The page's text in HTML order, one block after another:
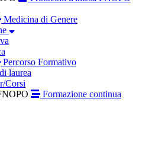
Medicina di Genere
Percorso Formativo
laurea
Corsi
Formazione continua